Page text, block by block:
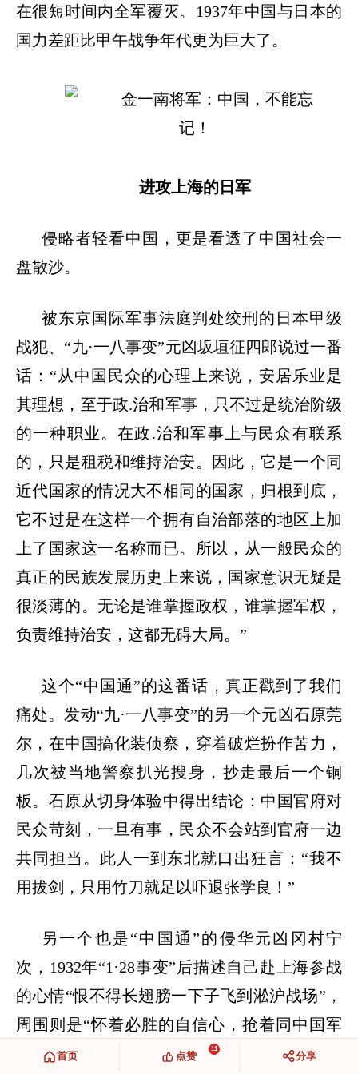
在很短时间内全军覆灭。1937年中国与日本的
国力差距比甲午战争年代更为巨大了。
进攻上海的日军
侵略者轻看中国，更是看透了中国社会一
盘散沙。
被东京国际军事法庭判处绞刑的日本甲级
战犯、 “九·一八事变”元凶坂垣征四郎说过一番
话：“从中国民众的心理上来说，安居乐业是
其理想，至于政.治和军事，只不过是统治阶级
的一种职业。在政.治和军事上与民众有联系
的，只是租税和维持治安。因此，它是一个同
近代国家的情况大不相同的国家，归根到底，
它不过是在这样一个拥有自治部落的地区上加
上了国家这一名称而已。所以，从一般民众的
真正的民族发展历史上来说，国家意识无疑是
很淡薄的。无论是谁掌握政权，谁掌握军权，
负责维持治安，这都无碍大局。”
这个“中国通”的这番话，真正戳到了我们
痛处。发动“九·一八事变”的另一个元凶石原莞
尔，在中国搞化装侦察，穿着破烂扮作苦力，
几次被当地警察扒光搜身，抄走最后一个铜
板。石原从切身体验中得出结论：中国官府对
民众苛刻，一旦有事，民众不会站到官府一边
共同担当。此人一到东北就口出狂言：“我不
用拔剑，只用竹刀就足以吓退张学良！”
另一个也是“中国通”的侵华元凶冈村宁
次，1932年“1·28事变”后描述自己赴上海参战
的心情“恨不得长翅膀一下子飞到淞沪战场”，
周围则是“怀着必胜的自信心，抢着同中国军
作战的陆军兵将”。
首页
11
点赞 分享